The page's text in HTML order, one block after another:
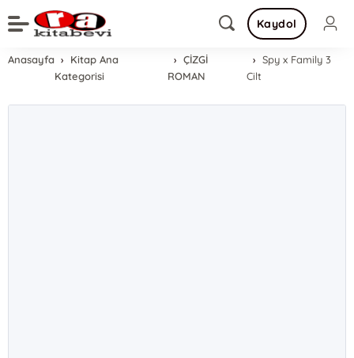
Kaydol
Anasayfa
Kitap Ana
Kategorisi
ÇİZGİ
ROMAN
Spy x Family 3
Cilt